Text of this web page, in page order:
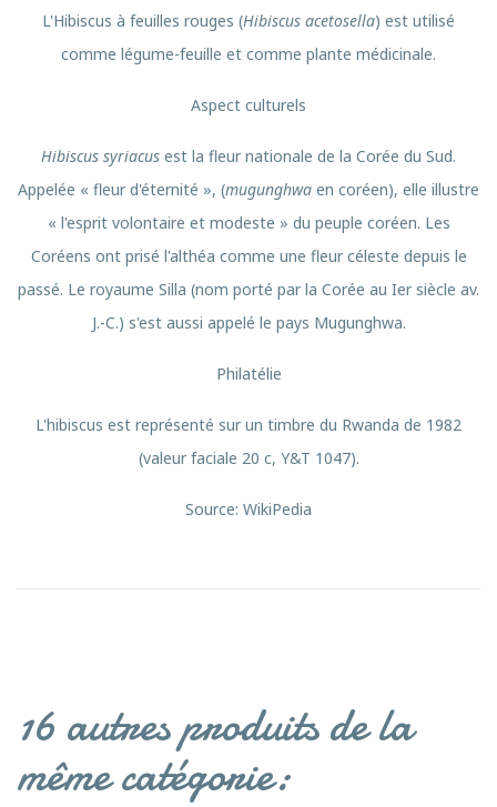
L'Hibiscus à feuilles rouges (Hibiscus acetosella) est utilisé
comme légume-feuille et comme plante médicinale.
Aspect culturels
Hibiscus syriacus est la fleur nationale de la Corée du Sud.
Appelée « fleur d'éternité », (mugunghwa en coréen), elle illustre
« l'esprit volontaire et modeste » du peuple coréen. Les
Coréens ont prisé l'althéa comme une fleur céleste depuis le
passé. Le royaume Silla (nom porté par la Corée au Ier siècle av.
J.-C.) s'est aussi appelé le pays Mugunghwa.
Philatélie
L'hibiscus est représenté sur un timbre du Rwanda de 1982
(valeur faciale 20 c, Y&T 1047).
Source: WikiPedia
16 autres produits de la
même catégorie: